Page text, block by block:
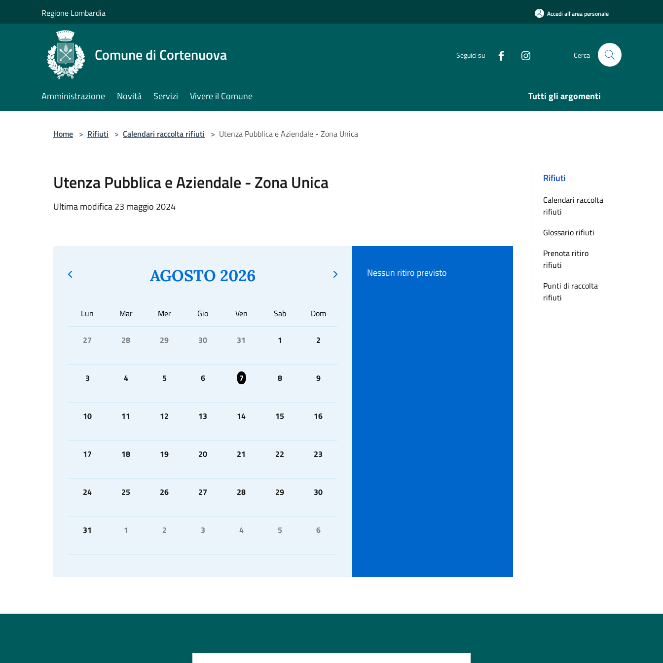
Regione Lombardia Accedi all'area personale
Comune di Cortenuova Seguici su Cerca
Amministrazione Novità Servizi Vivere il Comune Tutti gli argomenti
Home > Rifiuti > Calendari raccolta rifiuti > Utenza Pubblica e Aziendale - Zona Unica
Utenza Pubblica e Aziendale - Zona Unica
Ultima modifica 23 maggio 2024
AGOSTO 2026
Lun Mar Mer Gio Ven Sab Dom
27 28 29 30 31 1 2
3 4 5 6 7 8 9
10 11 12 13 14 15 16
17 18 19 20 21 22 23
24 25 26 27 28 29 30
31 1 2 3 4 5 6
Nessun ritiro previsto
Rifiuti
Calendari raccolta
rifiuti
Glossario rifiuti
Prenota ritiro
rifiuti
Punti di raccolta
rifiuti